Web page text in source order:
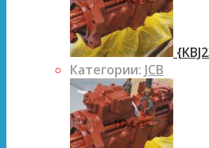
Категории: JCB